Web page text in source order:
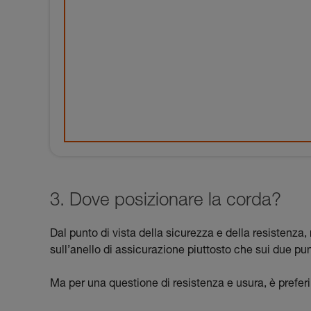
3. Dove posizionare la corda?
Dal punto di vista della sicurezza e della
sull’anello di assicurazione piuttosto che sui due
Ma per una questione di resistenza e usura, è